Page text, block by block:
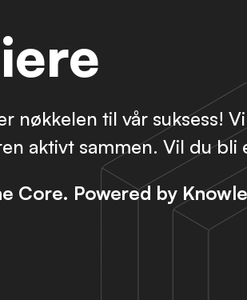
nøkkelen til vår suksess!
aktivt sammen. Vil du bli
Core. Powered by